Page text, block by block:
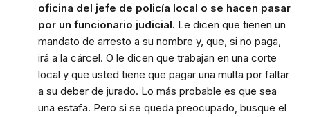
oficina del jefe de policía local o se hacen pasar
por un funcionario judicial. Le dicen que tienen un
mandato de arresto a su nombre y, que, si no paga,
irá a la cárcel. O le dicen que trabajan en una corte
local y que usted tiene que pagar una multa por faltar
a su deber de jurado. Lo más probable es que sea
una estafa. Pero si se queda preocupado, busque el